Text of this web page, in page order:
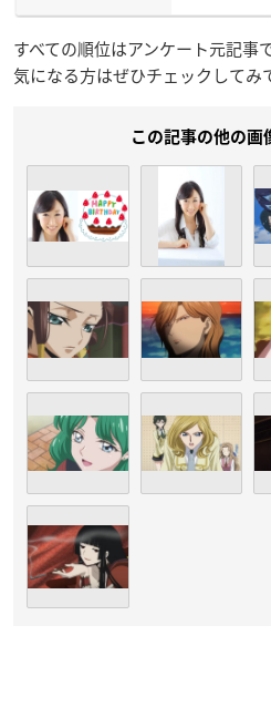
すべての順位はアンケート元記事
気になる方はぜひチェックしてみ
この記事の他の画